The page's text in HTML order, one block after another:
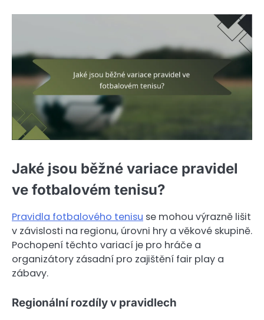
Jaké jsou běžné variace pravidel
ve fotbalovém tenisu?
Pravidla fotbalového tenisu se mohou výrazně lišit
v závislosti na regionu, úrovni hry a věkové skupině.
Pochopení těchto variací je pro hráče a
organizátory zásadní pro zajištění fair play a
zábavy.
Regionální rozdíly v pravidlech